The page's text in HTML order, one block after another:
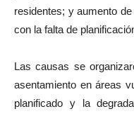
residentes; y aumento
con la falta de
Las causas se
asentamiento en áreas
planificado y la